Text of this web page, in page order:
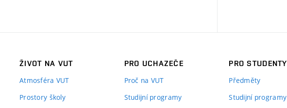
ŽIVOT NA VUT
Atmosféra VUT
Prostory školy
PRO UCHAZEČE
Proč na VUT
Studijní programy
PRO STUDENTY
Předměty
Studijní programy